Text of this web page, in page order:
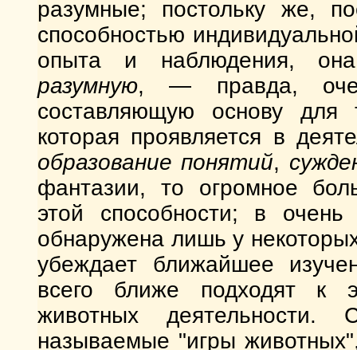
разумные; постольку же,
способностью
опыта и наблюдения, она
разумную, — правда,
составляющую основу для
которая проявляется в
образование понятий,
фантазии, то огромное
этой способности; в
обнаружена лишь у
убеждает ближайшее
всего ближе подходят к
животных деятельности.
называемые "игры